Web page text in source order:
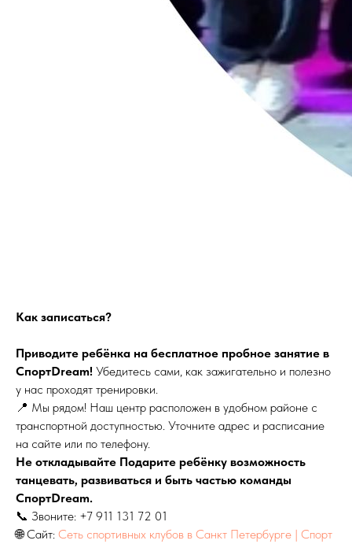
Как записаться?
Приводите ребёнка на бесплатное пробное занятие в
СпортDream! Убедитесь сами, как зажигательно и полезно
у нас проходят тренировки.
📍 Мы рядом! Наш центр расположен в удобном районе с
транспортной доступностью. Уточните адрес и расписание
на сайте или по телефону.
Не откладывайте Подарите ребёнку возможность
танцевать, развиваться и быть частью команды
СпортDream.
📞 Звоните: +7 911 131 72 01
🌐 Сайт: Сеть спортивных клубов в Санкт Петербурге | Cпорт